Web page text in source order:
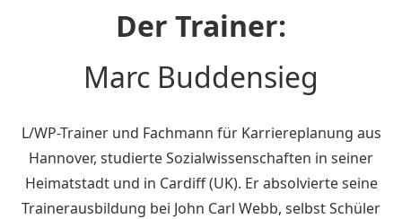
Der Trainer:
Marc Buddensieg
L/WP-Trainer und Fachmann für Karriereplanung aus
Hannover, studierte Sozialwissenschaften in seiner
Heimatstadt und in Cardiff (UK). Er absolvierte seine
Trainerausbildung bei John Carl Webb, selbst Schüler